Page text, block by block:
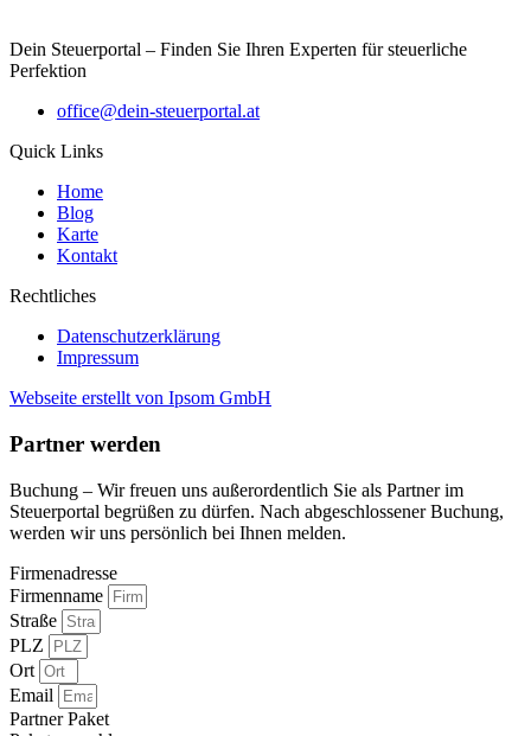
Dein Steuerportal – Finden Sie Ihren Experten für steuerliche
Perfektion
office@dein-steuerportal.at
Quick Links
Home
Blog
Karte
Kontakt
Rechtliches
Datenschutzerklärung
Impressum
Webseite erstellt von Ipsom GmbH
Partner werden
Buchung – Wir freuen uns außerordentlich Sie als Partner im
Steuerportal begrüßen zu dürfen. Nach abgeschlossener Buchung,
werden wir uns persönlich bei Ihnen melden.
Firmenadresse
Firmenname
Straße
PLZ
Ort
Email
Partner Paket